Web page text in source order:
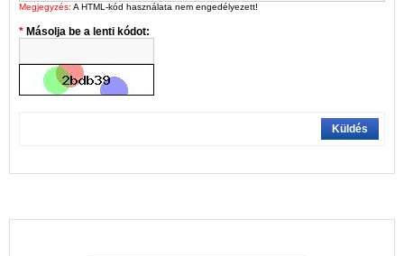
Megjegyzés: A HTML-kód használata nem engedélyezett!
Másolja be a lenti kódot:
Küldés